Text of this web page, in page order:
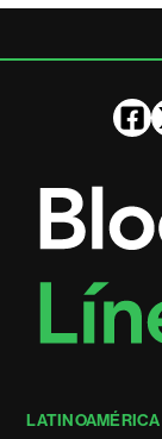
LATINOAMÉRICA